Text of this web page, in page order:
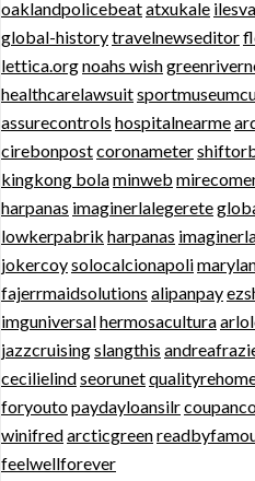
oaklandpolicebeatatxukale
global-historytravelnewseditor
lettica.orgnoahs wish
healthcarelawsuit
assurecontrols hospitalnearme
cirebonpostcoronameter
kingkong bolaminweb
harpanas imaginerlalegerete
lowkerpabrik harpanas
jokercoysolocalcionapoli
fajerrmaidsolutions alipanpay
imguniversalhermosacultura
jazzcruisingslangthis
cecilielindseorunet
foryoutopaydayloansilr
winifredarcticgreen
feelwellforever